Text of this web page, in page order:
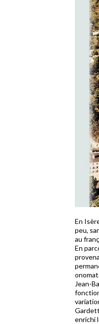
En
peu,
au
En
Jean-
enrichi